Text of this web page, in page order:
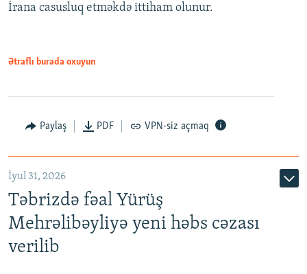
İrana casusluq etməkdə ittiham olunur.
Ətraflı burada oxuyun
Paylaş PDF VPN-siz açmaq
İyul 31, 2026
Təbrizdə fəal Yürüş
Mehrəlibəyliyə yeni həbs cəzası
verilib